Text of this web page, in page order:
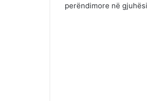
perëndimore në